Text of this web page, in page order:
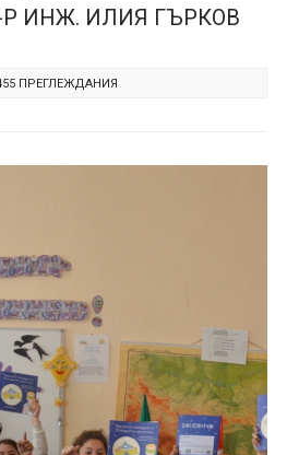
ИНЖ. ИЛИЯ ГЪРКОВ
ПРЕГЛЕЖДАНИЯ